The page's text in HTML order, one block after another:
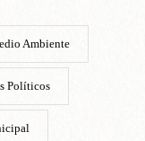
Ambiente
Políticos